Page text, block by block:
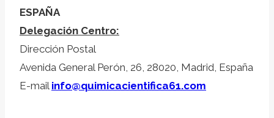
ESPAÑA
Delegación Centro:
Dirección Postal
Avenida General Perón, 26, 28020, Madrid, España
E-mail info@quimicacientifica61.com